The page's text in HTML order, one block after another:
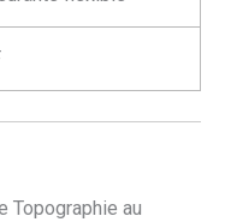
Topographie au